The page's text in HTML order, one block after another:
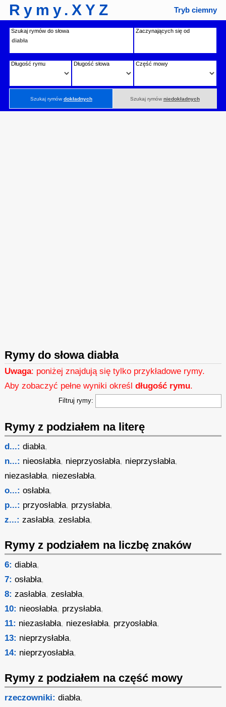
Rymy.XYZ Tryb ciemny
Szukaj rymów do słowa Zaczynających się od
Długość rymu Długość słowa Część mowy
Szukaj rymówdokładnych Szukaj rymów niedokładnych
Rymy do słowa diabła
Uwaga: poniżej znajdują się tylko przykładowe rymy.
Aby zobaczyć pełne wyniki określdługość rymu.
Filtruj rymy:
Rymy z podziałem na literę
d...: diabła,
n...: nieosłabła, nieprzyosłabła, nieprzysłabła,
niezasłabła, niezesłabła,
o...: osłabła,
p...: przyosłabła, przysłabła,
z...: zasłabła,zesłabła,
Rymy z podziałem na liczbę znaków
6: diabła,
7: osłabła,
8: zasłabła,zesłabła,
10: nieosłabła, przysłabła,
11: niezasłabła, niezesłabła, przyosłabła,
13: nieprzysłabła,
14: nieprzyosłabła,
Rymy z podziałem na część mowy
rzeczowniki: diabła,